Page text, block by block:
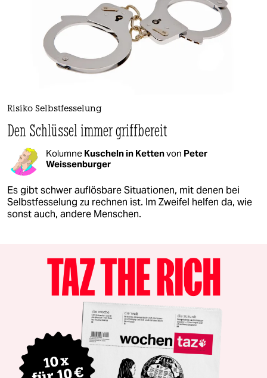
Risiko Selbstfesselung
Den Schlüssel immer griffbereit
Kolumne Kuscheln in Kettenvon Peter
Weissenburger
Es gibt schwer auflösbare Situationen, mit denen bei
Selbstfesselung zu rechnen ist. Im Zweifel helfen da, wie
sonst auch, andere Menschen.